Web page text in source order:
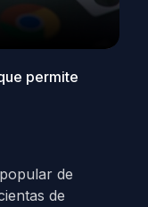
permite
de
de